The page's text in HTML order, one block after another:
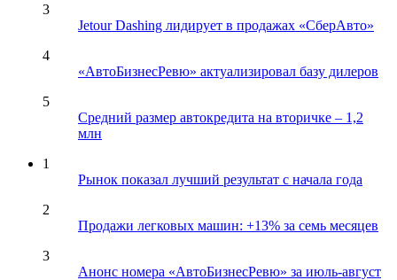
3
Jetour Dashing лидирует в продажах «СберАвто»
4
«АвтоБизнесРевю» актуализировал базу дилеров
5
Средний размер автокредита на вторичке – 1,2
млн
1
Рынок показал лучший результат с начала года
2
Продажи легковых машин: +13% за семь месяцев
3
Анонс номера «АвтоБизнесРевю» за июль-август